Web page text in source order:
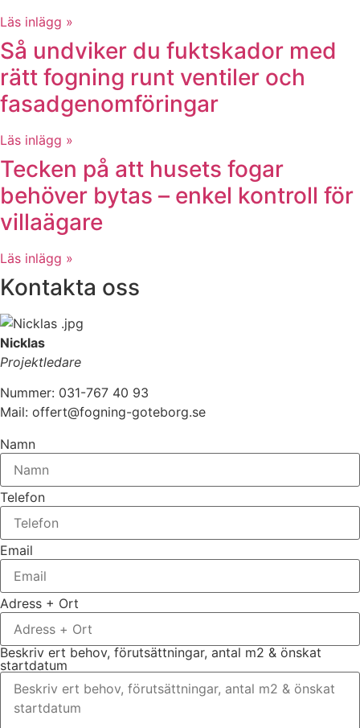
Läs inlägg »
Så undviker du fuktskador med
rätt fogning runt ventiler och
fasadgenomföringar
Läs inlägg »
Tecken på att husets fogar
behöver bytas – enkel kontroll för
villaägare
Läs inlägg »
Kontakta oss
Nicklas
Projektledare
Nummer: 031-767 40 93
Mail: offert@fogning-goteborg.se
Namn
Telefon
Email
Adress + Ort
Beskriv ert behov, förutsättningar, antal m2 & önskat
startdatum